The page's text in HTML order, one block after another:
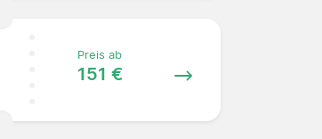
Preis ab
151 €